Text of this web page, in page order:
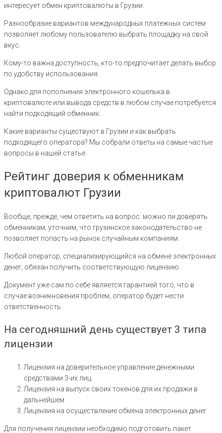
интересует обмен криптовалюты в Грузии.
Разнообразие вариантов международных платежных систем
позволяет любому пользователю выбрать площадку на свой
вкус.
Кому-то важна доступность, кто-то предпочитает делать выбор
по удобству использования.
Однако для пополнения электронного кошелька в
криптовалюте или вывода средств в любом случае потребуется
найти подходящий обменник.
Какие варианты существуют в Грузии и как выбрать
подходящего оператора? Мы собрали ответы на самые частые
вопросы в нашей статье.
Рейтинг доверия к обменникам
криптовалют Грузии
Вообще, прежде, чем ответить на вопрос: можно ли доверять
обменникам, уточним, что грузинское законодательство не
позволяет попасть на рынок случайным компаниям.
Любой оператор, специализирующийся на обмене электронных
денег, обязан получить соответствующую лицензию.
Документ уже сам по себе является гарантией того, что в
случае возникновения проблем, оператор будет нести
ответственность.
На сегодняшний день существует 3 типа
лицензии
Лицензия на доверительное управление денежными
средствами 3-их лиц
Лицензия на выпуск своих токенов для их продажи в
дальнейшем
Лицензия на осуществление обмена электронных денег
Для получения лицензии необходимо подготовить пакет